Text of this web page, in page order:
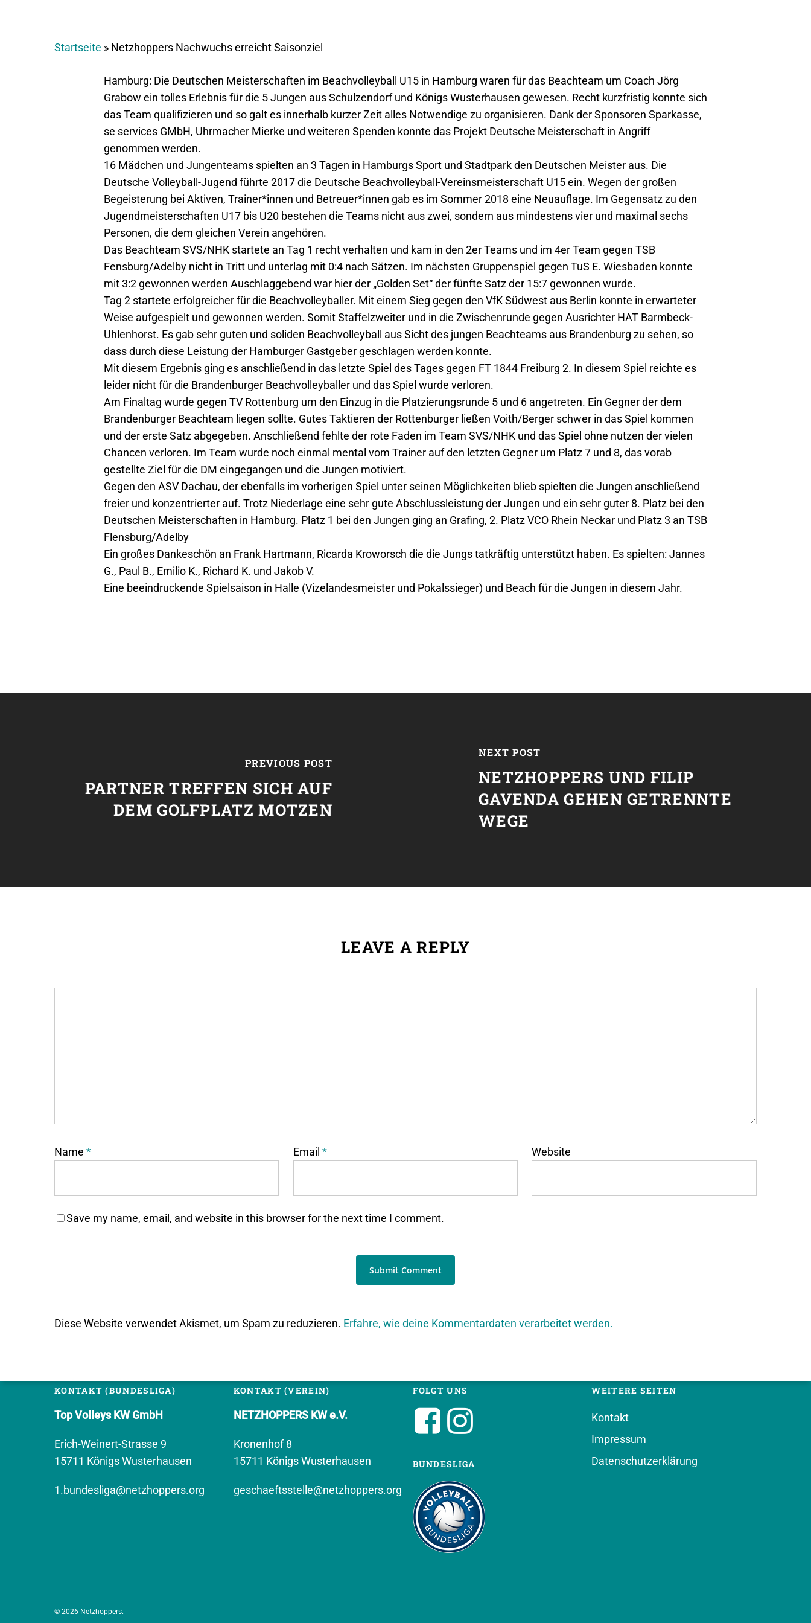
Startseite » Netzhoppers Nachwuchs erreicht Saisonziel
Hamburg: Die Deutschen Meisterschaften im Beachvolleyball U15 in Hamburg waren für das Beachteam um Coach Jörg
Grabow ein tolles Erlebnis für die 5 Jungen aus Schulzendorf und Königs Wusterhausen gewesen. Recht kurzfristig konnte sich
das Team qualifizieren und so galt es innerhalb kurzer Zeit alles Notwendige zu organisieren. Dank der Sponsoren Sparkasse,
se services GMbH, Uhrmacher Mierke und weiteren Spenden konnte das Projekt Deutsche Meisterschaft in Angriff
genommen werden.
16 Mädchen und Jungenteams spielten an 3 Tagen in Hamburgs Sport und Stadtpark den Deutschen Meister aus. Die
Deutsche Volleyball-Jugend führte 2017 die Deutsche Beachvolleyball-Vereinsmeisterschaft U15 ein. Wegen der großen
Begeisterung bei Aktiven, Trainer*innen und Betreuer*innen gab es im Sommer 2018 eine Neuauflage. Im Gegensatz zu den
Jugendmeisterschaften U17 bis U20 bestehen die Teams nicht aus zwei, sondern aus mindestens vier und maximal sechs
Personen, die dem gleichen Verein angehören.
Das Beachteam SVS/NHK startete an Tag 1 recht verhalten und kam in den 2er Teams und im 4er Team gegen TSB
Fensburg/Adelby nicht in Tritt und unterlag mit 0:4 nach Sätzen. Im nächsten Gruppenspiel gegen TuS E. Wiesbaden konnte
mit 3:2 gewonnen werden Auschlaggebend war hier der „Golden Set“ der fünfte Satz der 15:7 gewonnen wurde.
Tag 2 startete erfolgreicher für die Beachvolleyballer. Mit einem Sieg gegen den VfK Südwest aus Berlin konnte in erwarteter
Weise aufgespielt und gewonnen werden. Somit Staffelzweiter und in die Zwischenrunde gegen Ausrichter HAT Barmbeck-
Uhlenhorst. Es gab sehr guten und soliden Beachvolleyball aus Sicht des jungen Beachteams aus Brandenburg zu sehen, so
dass durch diese Leistung der Hamburger Gastgeber geschlagen werden konnte.
Mit diesem Ergebnis ging es anschließend in das letzte Spiel des Tages gegen FT 1844 Freiburg 2. In diesem Spiel reichte es
leider nicht für die Brandenburger Beachvolleyballer und das Spiel wurde verloren.
Am Finaltag wurde gegen TV Rottenburg um den Einzug in die Platzierungsrunde 5 und 6 angetreten. Ein Gegner der dem
Brandenburger Beachteam liegen sollte. Gutes Taktieren der Rottenburger ließen Voith/Berger schwer in das Spiel kommen
und der erste Satz abgegeben. Anschließend fehlte der rote Faden im Team SVS/NHK und das Spiel ohne nutzen der vielen
Chancen verloren. Im Team wurde noch einmal mental vom Trainer auf den letzten Gegner um Platz 7 und 8, das vorab
gestellte Ziel für die DM eingegangen und die Jungen motiviert.
Gegen den ASV Dachau, der ebenfalls im vorherigen Spiel unter seinen Möglichkeiten blieb spielten die Jungen anschließend
freier und konzentrierter auf. Trotz Niederlage eine sehr gute Abschlussleistung der Jungen und ein sehr guter 8. Platz bei den
Deutschen Meisterschaften in Hamburg. Platz 1 bei den Jungen ging an Grafing, 2. Platz VCO Rhein Neckar und Platz 3 an TSB
Flensburg/Adelby
Ein großes Dankeschön an Frank Hartmann, Ricarda Kroworsch die die Jungs tatkräftig unterstützt haben. Es spielten: Jannes
G., Paul B., Emilio K., Richard K. und Jakob V.
Eine beeindruckende Spielsaison in Halle (Vizelandesmeister und Pokalssieger) und Beach für die Jungen in diesem Jahr.
PREVIOUS POST
PARTNER TREFFEN SICH AUF
DEM GOLFPLATZ MOTZEN
NEXT POST
NETZHOPPERS UND FILIP
GAVENDA GEHEN GETRENNTE
WEGE
LEAVE A REPLY
Name * Email * Website
Save my name, email, and website in this browser for the next time I comment.
Diese Website verwendet Akismet, um Spam zu reduzieren. Erfahre, wie deine Kommentardaten verarbeitet werden.
KONTAKT (BUNDESLIGA)
Top Volleys KW GmbH
Erich-Weinert-Strasse 9
15711 Königs Wusterhausen
1.bundesliga@netzhoppers.org
KONTAKT (VEREIN)
NETZHOPPERS KW e.V.
Kronenhof 8
15711 Königs Wusterhausen
geschaeftsstelle@netzhoppers.org
FOLGT UNS
BUNDESLIGA
WEITERE SEITEN
Kontakt
Impressum
Datenschutzerklärung
© 2026 Netzhoppers.